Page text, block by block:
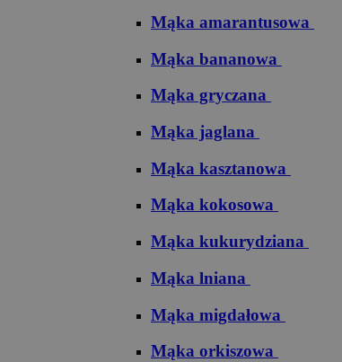
Mąka amarantusowa
Mąka bananowa
Mąka gryczana
Mąka jaglana
Mąka kasztanowa
Mąka kokosowa
Mąka kukurydziana
Mąka lniana
Mąka migdałowa
Mąka orkiszowa